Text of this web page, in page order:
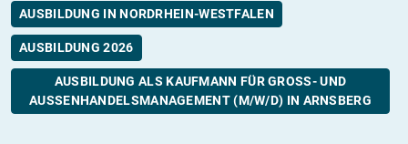
AUSBILDUNG IN NORDRHEIN-WESTFALEN
AUSBILDUNG 2026
AUSBILDUNG ALS KAUFMANN FÜR GROSS- UND A
USSENHANDELSMANAGEMENT (M/W/D) IN ARNSBERG